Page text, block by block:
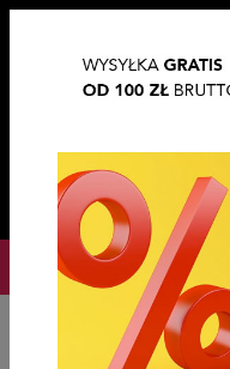
OKAZJE
Strona główna Biżuteria